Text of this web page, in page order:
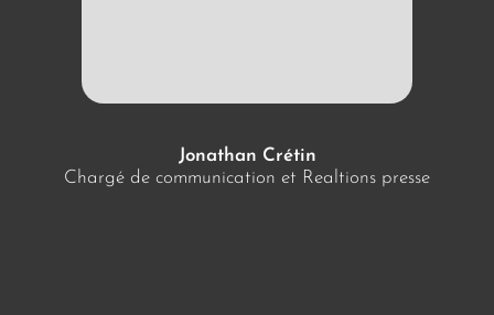
Jonathan Crétin
Chargé de communication et Realtions presse